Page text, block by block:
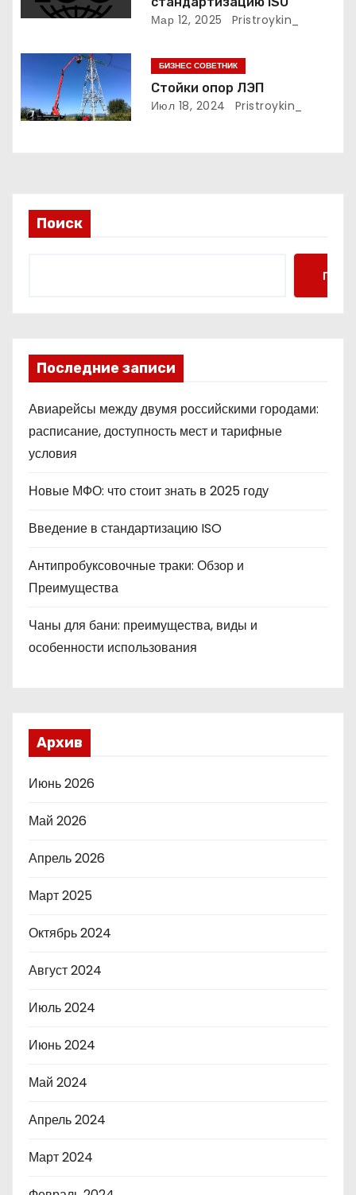
с
я
м
Мар 12, 2025 Pristroykin_
БИЗНЕС СОВЕТНИК
Стойки опор ЛЭП
Июл 18, 2024 Pristroykin_
Поиск
Поиск
Последние записи
Авиарейсы между двумя российскими городами:
расписание, доступность мест и тарифные
условия
Новые МФО: что стоит знать в 2025 году
Введение в стандартизацию ISO
Антипробуксовочные траки: Обзор и
Преимущества
Чаны для бани: преимущества, виды и
особенности использования
Архив
Июнь 2026
Май 2026
Апрель 2026
Март 2025
Октябрь 2024
Август 2024
Июль 2024
Июнь 2024
Май 2024
Апрель 2024
Март 2024